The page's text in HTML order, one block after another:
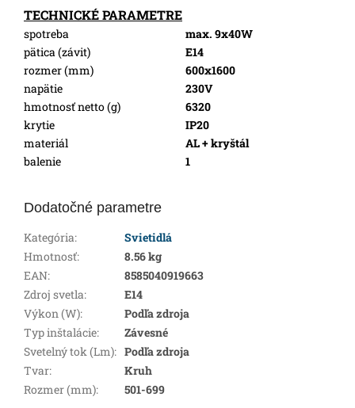
TECHNICKÉ PARAMETRE
spotreba
max. 9x40W
pätica (závit)
E14
rozmer (mm)
600x1600
napätie
230V
hmotnosť netto (g)
6320
krytie
IP20
materiál
AL + kryštál
balenie
1
Dodatočné parametre
Kategória:
Svietidlá
Hmotnosť:
8.56 kg
EAN:
8585040919663
Zdroj svetla:
E14
Výkon (W):
Podľa zdroja
Typ inštalácie:
Závesné
Svetelný tok (Lm): Podľa zdroja
Tvar:
Kruh
Rozmer (mm): 501-699